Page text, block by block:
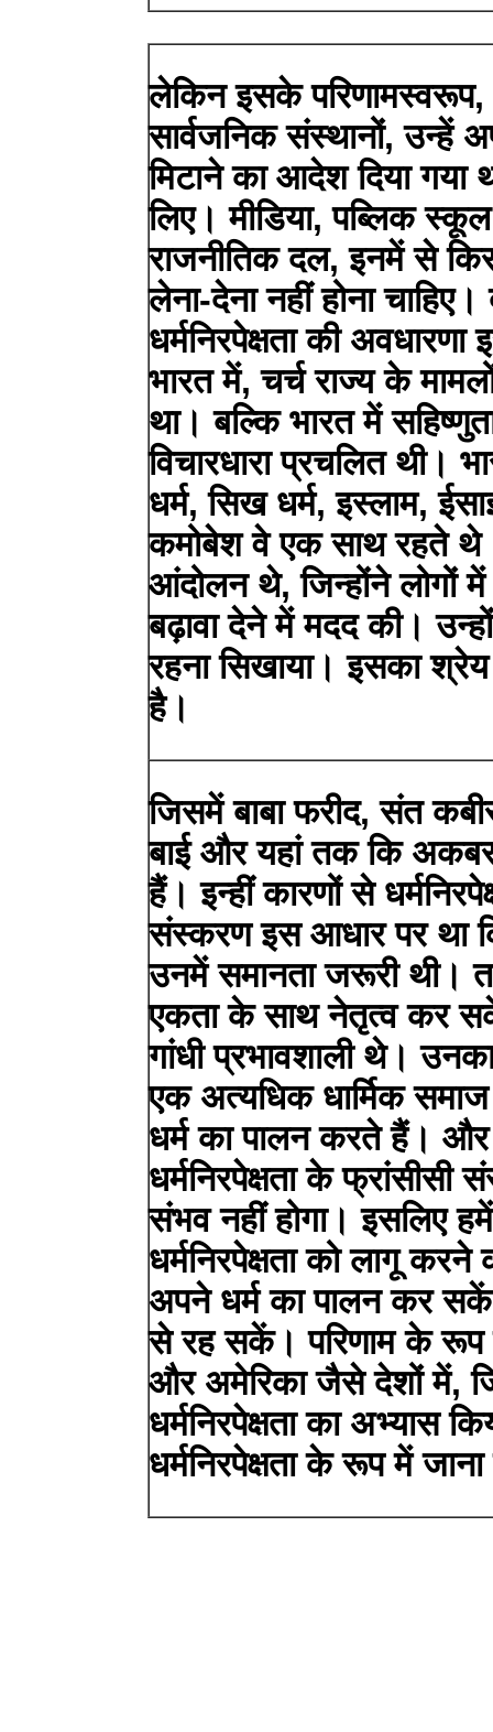
लेकिन इसके परिणामस्वरूप,
सार्वजनिक संस्थानों, उन्हें
मिटाने का आदेश दिया
लिए। मीडिया, पब्लिक
राजनीतिक दल, इनमें से
लेना-देना नहीं होना
धर्मनिरपेक्षता की
भारत में, चर्च राज्य के
था। बल्कि भारत में
विचारधारा प्रचलित थी।
धर्म, सिख धर्म, इस्लाम,
कमोबेश वे एक साथ रहते
आंदोलन थे, जिन्होंने लोगों में
बढ़ावा देने में मदद की।
रहना सिखाया। इसका
है।
जिसमें बाबा फरीद, संत
बाई और यहां तक ​​कि
हैं। इन्हीं कारणों से
संस्करण इस आधार पर था
उनमें समानता जरूरी थी।
एकता के साथ नेतृत्व कर
गांधी प्रभावशाली थे।
एक अत्यधिक धार्मिक
धर्म का पालन करते हैं।
धर्मनिरपेक्षता के
संभव नहीं होगा। इसलिए
धर्मनिरपेक्षता को लागू
अपने धर्म का पालन कर
से रह सकें। परिणाम के रूप
और अमेरिका जैसे देशों में,
धर्मनिरपेक्षता का अभ्यास
धर्मनिरपेक्षता के रूप में